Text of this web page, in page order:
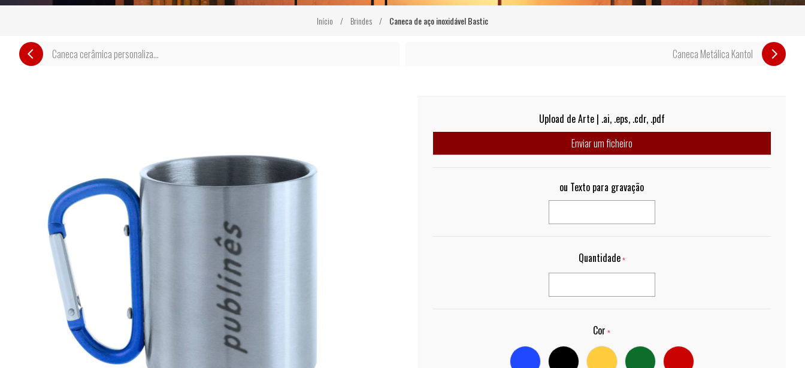
Início / Brindes / Caneca de aço inoxidável Bastic
Caneca cerâmica personaliza... Caneca Metálica Kantol
Upload de Arte | .ai, .eps, .cdr, .pdf
Enviar um ficheiro
ou Texto para gravação
Quantidade*
Cor*